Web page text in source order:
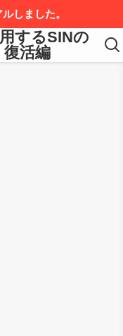
しました。
するSINの
活編